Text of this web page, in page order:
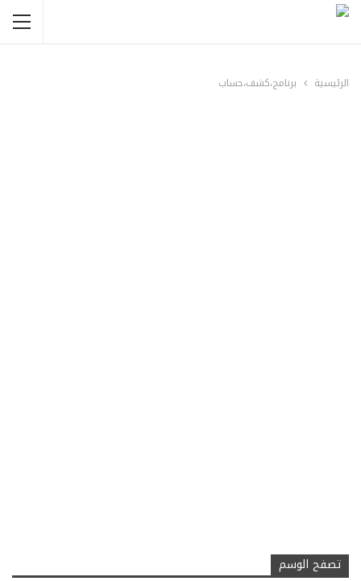
الرئيسية برنامج،كشف،حساب
تصفح الوسم